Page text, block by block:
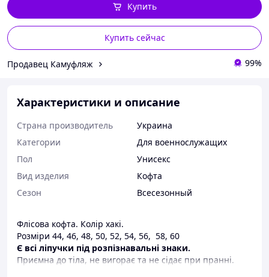
Купить сейчас
Купить
Продавец Камуфляж 99%
Характеристики и описание
Страна производитель
Украина
Категории
Для военнослужащих
Пол
Унисекс
Вид изделия
Кофта
Сезон
Всесезонный
Флісова кофта. Колір хакі.
Розміри 44, 46, 48, 50, 52, 54, 56, 58, 60
Є всі ліпучки під розпізнавальні знаки.
Приємна до тіла, не вигорає та не сідає при пранні.